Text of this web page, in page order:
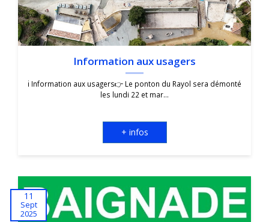
Information aux usagers
ℹ️ Information aux usagers👉 Le ponton du Rayol sera démonté
les lundi 22 et mar...
+ infos
11
Sept
2025